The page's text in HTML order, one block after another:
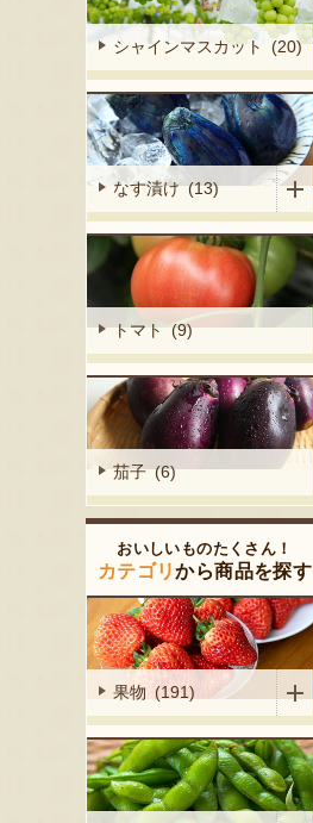
シャインマスカット (20)
なす漬け (13)
トマト (9)
茄子 (6)
おいしいものたくさん！
カテゴリから商品を探す
果物 (191)